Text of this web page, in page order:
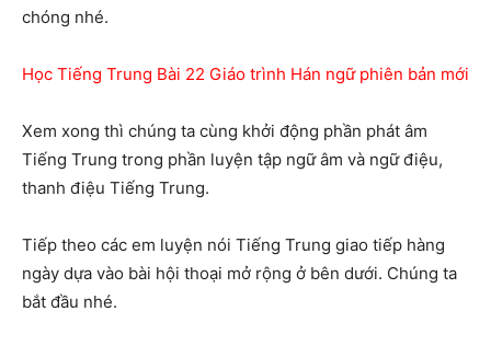
chóng nhé.
Học Tiếng Trung Bài 22 Giáo trình Hán ngữ phiên bản mới
Xem xong thì chúng ta cùng khởi động phần phát âm
Tiếng Trung trong phần luyện tập ngữ âm và ngữ điệu,
thanh điệu Tiếng Trung.
Tiếp theo các em luyện nói Tiếng Trung giao tiếp hàng
ngày dựa vào bài hội thoại mở rộng ở bên dưới. Chúng ta
bắt đầu nhé.